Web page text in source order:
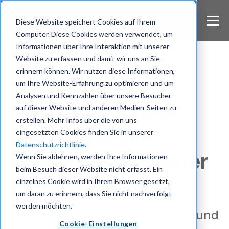
Diese Website speichert Cookies auf Ihrem
Computer. Diese Cookies werden verwendet, um
Informationen über Ihre Interaktion mit unserer
Website zu erfassen und damit wir uns an Sie
erinnern können. Wir nutzen diese Informationen,
um Ihre Website-Erfahrung zu optimieren und um
Analysen und Kennzahlen über unsere Besucher
auf dieser Website und anderen Medien-Seiten zu
erstellen. Mehr Infos über die von uns
eingesetzten Cookies finden Sie in unserer
Datenschutzrichtlinie.
Wenn Sie ablehnen, werden Ihre Informationen
beim Besuch dieser Website nicht erfasst. Ein
einzelnes Cookie wird in Ihrem Browser gesetzt,
um daran zu erinnern, dass Sie nicht nachverfolgt
werden möchten.
Cookie-Einstellungen
S
Sichere Kommunikation
Nach dem Taurus-
Leak: Was ein
sicherer Messenger
bieten muss
Die Taurus-Leaks haben Politik und